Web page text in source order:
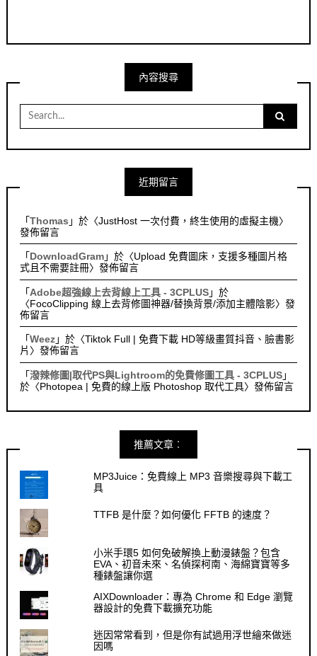
內容搜尋
Search
for:
近期留言
「Thomas 」於〈JustHost 一次付費，終生使用的虛擬主機〉
發佈留言
「 DownloadGram」於〈Upload 免費圖床，支援多種圖片格
式且不需要註冊〉發佈留言
「Adobe超強線上去背線上工具 - 3CPLUS」於
〈FocoClipping 線上去背修圖神器/替換背景/添加主體陰影〉發
佈留言
「Weez」於〈Tiktok Full | 免費下載 HD等級畫質抖音、臉書影
片 〉發佈留言
「潑辣修圖|取代PS與Lightroom的免費修圖工具 - 3CPLUS」
於〈Photopea | 免費的線上版 Photoshop 取代工具〉發佈留言
推薦文章︰
MP3Juice：免費線上 MP3 音樂搜尋與下載工
具
TTFB 是什麼？如何優化 FFTB 的速度？
小米手環5 如何免破解換上動漫錶盤？包含
EVA、初音未來、名偵探柯南、海綿寶寶等多
種錶盤讓你選
AIXDownloader：專為 Chrome 和 Edge 瀏覽
器設計的免費下載擴充功能
迷因常常看到，但是你有試過用浮世繪來做迷
因嗎